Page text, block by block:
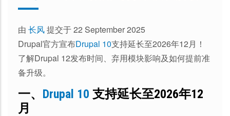
由 长风提交于 22 September 2025
Drupal官方宣布Drupal 10支持延长至2026年12月！
了解Drupal 12发布时间、弃用模块影响及如何提前准
备升级。
一、 Drupal 10 支持延长至2026年12
月